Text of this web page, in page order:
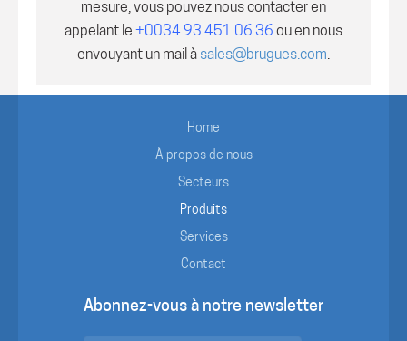
mesure, vous pouvez nous contacter en
appelant le +0034 93 451 06 36 ou en nous
envouyant un mail à sales@brugues.com.
Home
À propos de nous
Secteurs
Produits
Services
Contact
Abonnez-vous à notre newsletter